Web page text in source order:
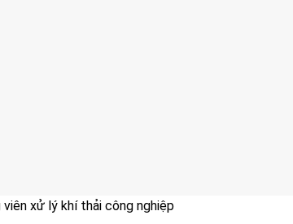
xử lý khí thải công nghiệp